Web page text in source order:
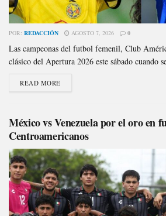
POR: REDACCIÓN AGOSTO 7, 2026 0
Las campeonas del futbol femenil, Club
clásico del Apertura 2026 este sábado cuando
READ MORE
México vs Venezuela por el oro en
Centroamericanos